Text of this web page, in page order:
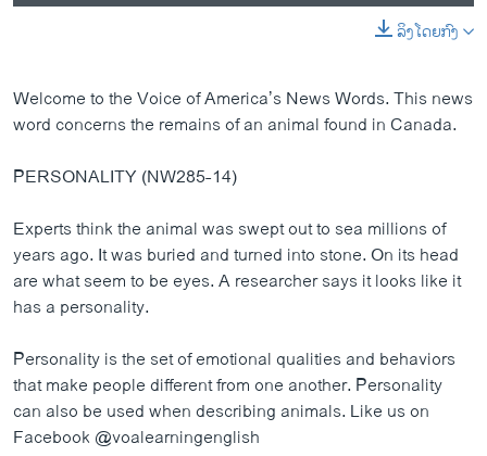
ລິງໂດຍກົງ
Welcome to the Voice of America’s News Words. This news
word concerns the remains of an animal found in Canada.
PERSONALITY (NW285-14)
Experts think the animal was swept out to sea millions of
years ago. It was buried and turned into stone. On its head
are what seem to be eyes. A researcher says it looks like it
has a personality.
Personality is the set of emotional qualities and behaviors
that make people different from one another. Personality
can also be used when describing animals. Like us on
Facebook @voalearningenglish